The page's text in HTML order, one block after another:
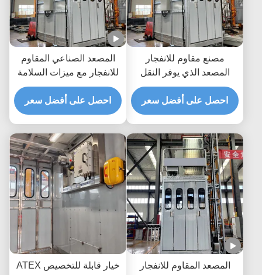
مصنع مقاوم للانفجار
المصعد الذي يوفر النقل
الرأسي مع ميزات مقاومة
للانفجار في البيئات الصناعية
الخطرة
احصل على أفضل سعر
المصعد الصناعي المقاوم
للانفجار مع ميزات السلامة
المتقدمة للركاب والمواد في
المناطق الخطرة
احصل على أفضل سعر
المصعد المقاوم للانفجار
خيار قابلة للتخصيص ATEX